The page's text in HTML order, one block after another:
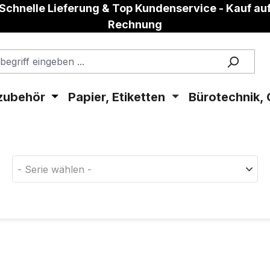
Lieferung & Top Kundenservice - Kauf
Rechnung
Papier, Etiketten Bürotechnik,
- Serie wählen -